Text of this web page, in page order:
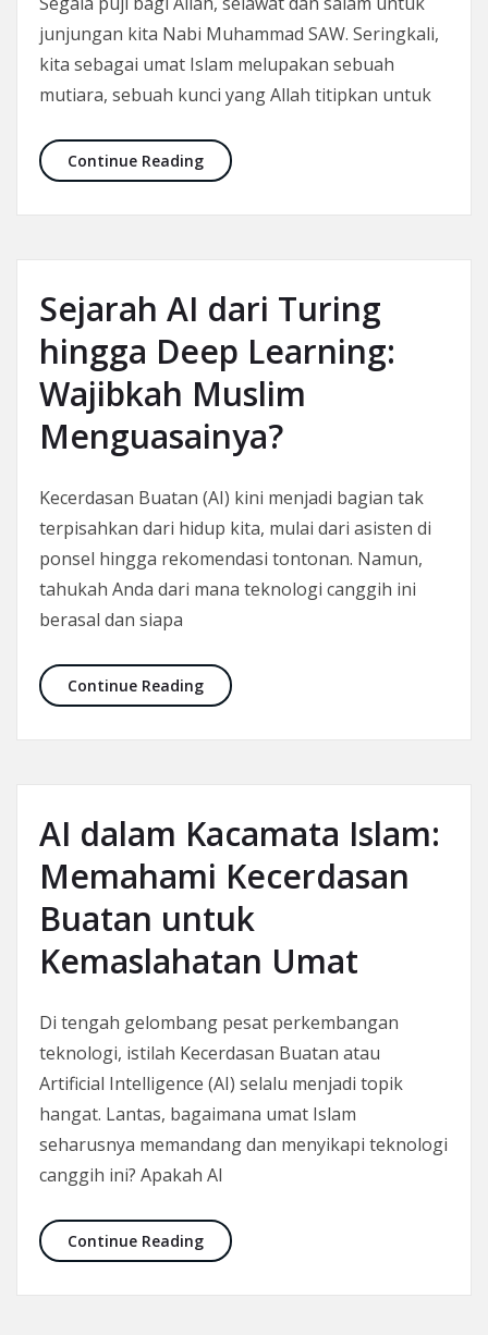
junjungan kita Nabi Muhammad SAW. Seringkali,
kita sebagai umat Islam melupakan sebuah
mutiara, sebuah kunci yang Allah titipkan untuk
Continue ReadingKunci Memahami Al-Qur’an dan
Sejarah AI dari Turing
hingga Deep Learning:
Wajibkah Muslim
Menguasainya?
Kecerdasan Buatan (AI) kini menjadi bagian tak
terpisahkan dari hidup kita, mulai dari asisten di
ponsel hingga rekomendasi tontonan. Namun,
tahukah Anda dari mana teknologi canggih ini
berasal dan siapa
Continue ReadingSejarah AI dari Turing hingga Deep
AI dalam Kacamata Islam:
Memahami Kecerdasan
Buatan untuk
Kemaslahatan Umat
Di tengah gelombang pesat perkembangan
teknologi, istilah Kecerdasan Buatan atau
Artificial Intelligence (AI) selalu menjadi topik
hangat. Lantas, bagaimana umat Islam
seharusnya memandang dan menyikapi teknologi
canggih ini? Apakah AI
Continue ReadingAI dalam Kacamata Islam: